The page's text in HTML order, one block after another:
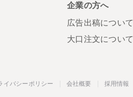
企業の方へ
広告出稿について
大口注文について
イバシーポリシー 会社概要 採用情報